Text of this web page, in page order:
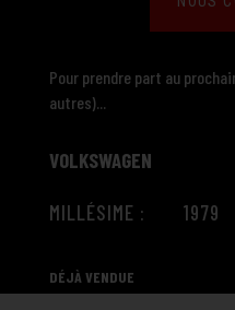
Pour prendre part au
autres)...
VOLKSWAGEN
MILLÉSIME : 1979
DÉJÀ VENDUE